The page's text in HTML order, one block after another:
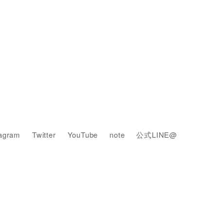
Twitter YouTube note 公式LINE@